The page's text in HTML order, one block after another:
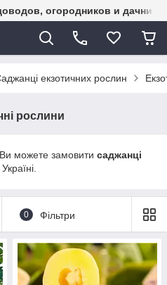
огородников и
екзотичних рослин
рослини
можете замовити саджанці
0 Фільтри